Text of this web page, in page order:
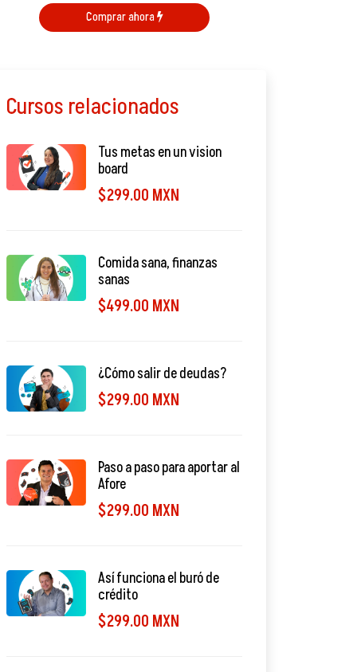
Comprar ahora
Cursos relacionados
Tus metas en un vision
board
$299.00 MXN
Comida sana, finanzas
sanas
$499.00 MXN
¿Cómo salir de deudas?
$299.00 MXN
Paso a paso para aportar al
Afore
$299.00 MXN
Así funciona el buró de
crédito
$299.00 MXN